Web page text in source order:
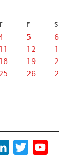
F S
5 6
11 12
18 19
26